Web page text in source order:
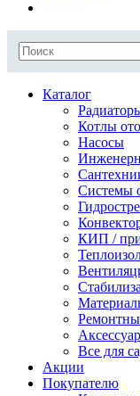
Каталог
Котлы
Насосы
Системы
КИП /
Все для
Акции
Покупателю